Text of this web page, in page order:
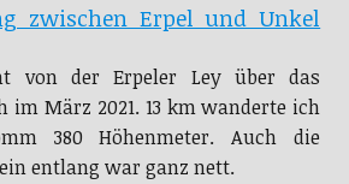
zwischen Erpel und Unkel
von der Erpeler Ley über das
im März 2021. 13 km wanderte ich
380 Höhenmeter. Auch die
entlang war ganz nett.